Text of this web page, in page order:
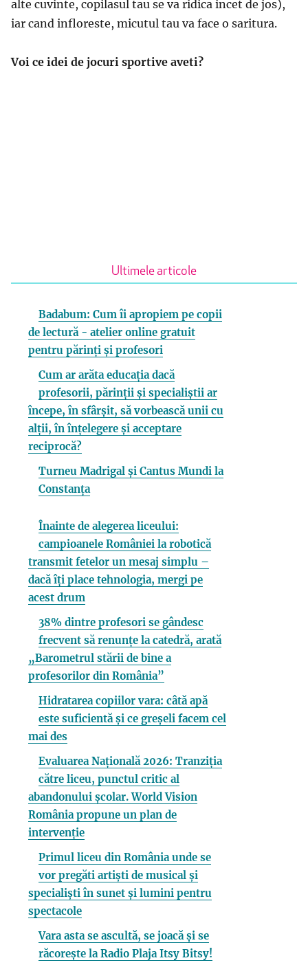
alte cuvinte, copilasul tau se va ridica incet de jos),
iar cand infloreste, micutul tau va face o saritura.
Voi ce idei de jocuri sportive aveti?
Ultimele articole
Badabum: Cum îi apropiem pe copii
de lectură - atelier online gratuit
pentru părinți și profesori
Cum ar arăta educația dacă
profesorii, părinții și specialiștii ar
începe, în sfârșit, să vorbească unii cu
alții, în înțelegere și acceptare
reciprocă?
Turneu Madrigal și Cantus Mundi la
Constanța
Înainte de alegerea liceului:
campioanele României la robotică
transmit fetelor un mesaj simplu –
dacă îți place tehnologia, mergi pe
acest drum
38% dintre profesori se gândesc
frecvent să renunțe la catedră, arată
„Barometrul stării de bine a
profesorilor din România”
Hidratarea copiilor vara: câtă apă
este suficientă și ce greșeli facem cel
mai des
Evaluarea Națională 2026: Tranziția
către liceu, punctul critic al
abandonului școlar. World Vision
România propune un plan de
intervenție
Primul liceu din România unde se
vor pregăti artiști de musical și
specialiști în sunet și lumini pentru
spectacole
Vara asta se ascultă, se joacă și se
răcorește la Radio Plaja Itsy Bitsy!